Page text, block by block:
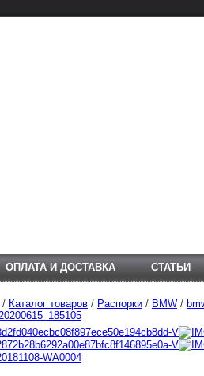
ОПЛАТА И ДОСТАВКА СТАТЬИ
/ Каталог товаров / Распорки / BMW /